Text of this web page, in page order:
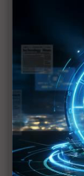
三星工會醞
Flash漲勢恐
三星史上頭
上看6億韓元
三星勞資僵局
行
三星總罷工